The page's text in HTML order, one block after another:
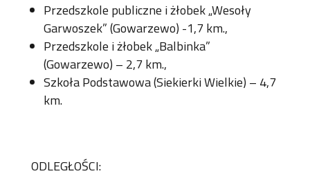
Przedszkole publiczne i żłobek „Wesoły
Garwoszek” (Gowarzewo) -1,7 km.,
Przedszkole i żłobek „Balbinka”
(Gowarzewo) – 2,7 km.,
Szkoła Podstawowa (Siekierki Wielkie) – 4,7
km.
ODLEGŁOŚCI: